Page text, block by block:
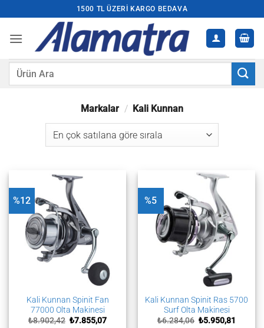
atla
1500 TL ÜZERI KARGO BEDAVA
Ara:
Markalar / Kali Kunnan
%12
Kali Kunnan Spinit Fan
77000 Olta Makinesi
₺8.902,42 Orijinal
₺7.855,07Şu
%5
Kali Kunnan Spinit Ras 5700
Surf Olta Makinesi
₺6.284,06 Orijinal
₺5.950,81